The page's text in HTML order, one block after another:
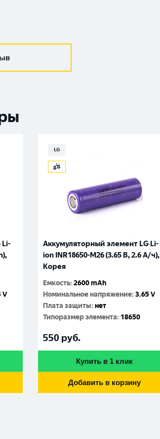
Li-
V
LG
Аккумуляторный элемент LG Li-
ion INR18650-M26 (3.65 B, 2.6 А/ч),
Корея
Емкость:2600 mAh
Номинальное напряжение:3.65 V
Плата защиты:нет
Типоразмер элемента: 18650
550 руб.
Купить в 1 клик
Добавить в корзину